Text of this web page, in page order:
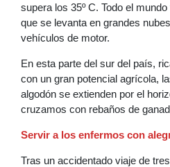
supera los 35º C. Todo el
que se levanta en grandes
vehículos de motor.
En esta parte del sur del país,
con un gran potencial agrícola,
algodón se extienden por el
cruzamos con rebaños de
Servir a los enfermos con
Tras un accidentado viaje de